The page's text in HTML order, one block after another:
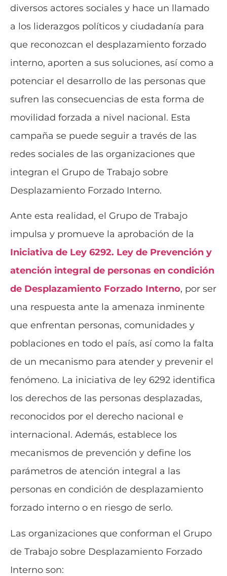
diversos actores sociales y hace un llamado
a los liderazgos políticos y ciudadanía para
que reconozcan el desplazamiento forzado
interno, aporten a sus soluciones, así como a
potenciar el desarrollo de las personas que
sufren las consecuencias de esta forma de
movilidad forzada a nivel nacional. Esta
campaña se puede seguir a través de las
redes sociales de las organizaciones que
integran el Grupo de Trabajo sobre
Desplazamiento Forzado Interno.
Ante esta realidad, el Grupo de Trabajo
impulsa y promueve la aprobación de la
Iniciativa de Ley 6292. Ley de Prevención y
atención integral de personas en condición
de Desplazamiento Forzado Interno, por ser
una respuesta ante la amenaza inminente
que enfrentan personas, comunidades y
poblaciones en todo el país, así como la falta
de un mecanismo para atender y prevenir el
fenómeno. La iniciativa de ley 6292 identifica
los derechos de las personas desplazadas,
reconocidos por el derecho nacional e
internacional. Además, establece los
mecanismos de prevención y define los
parámetros de atención integral a las
personas en condición de desplazamiento
forzado interno o en riesgo de serlo.
Las organizaciones que conforman el Grupo
de Trabajo sobre Desplazamiento Forzado
Interno son: